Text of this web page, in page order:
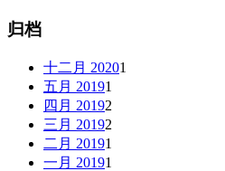
归档
十二月 20201
五月 20191
四月 20192
三月 20192
二月 20191
一月 20191